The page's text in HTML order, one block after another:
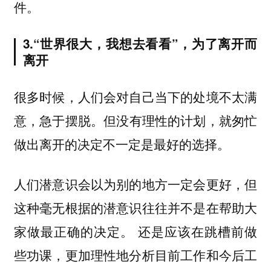
件。
3.“世界很大，我想去看看”，为了离开而
离开
很多时候，人们会对自己当下的处境不太满
意，急于摆脱。但没有理性的计划，就匆忙
做出离开的决定不一定是最好的选择。
人们潜意识会以为别的地方一定会更好，但
这种毫无根据的潜意识往往并不是在帮助大
家做最正确的决定。 还是应该在跳槽前做
些功课，更加理性地分析目前工作和今后工